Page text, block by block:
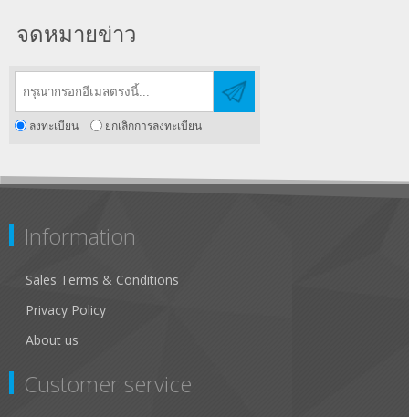
จดหมายข่าว
ลงทะเบียน ยกเลิกการลงทะเบียน
Information
Sales Terms & Conditions
Privacy Policy
About us
Customer service